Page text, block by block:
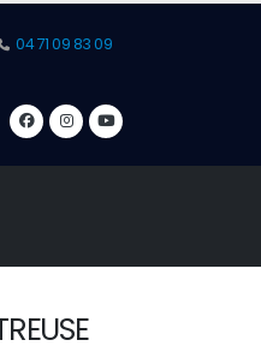
04 71 09 83 09